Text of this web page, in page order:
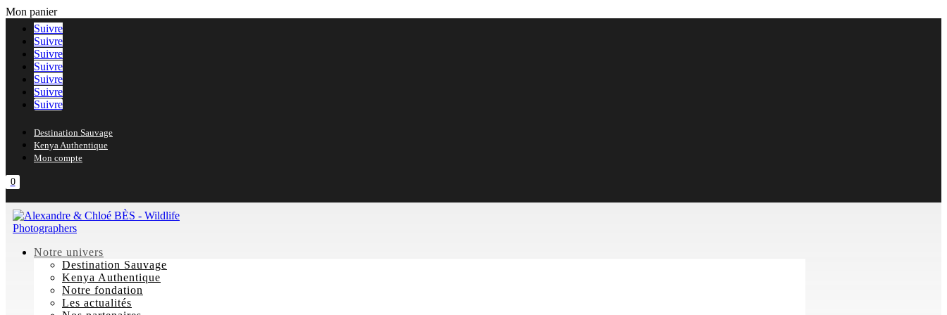
Mon panier
Suivre
Suivre
Suivre
Suivre
Suivre
Suivre
Suivre
Destination Sauvage
Kenya Authentique
Mon compte
0
Notre univers
Destination Sauvage
Kenya Authentique
Notre fondation
Les actualités